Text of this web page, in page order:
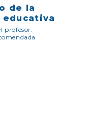
de la
profesor: